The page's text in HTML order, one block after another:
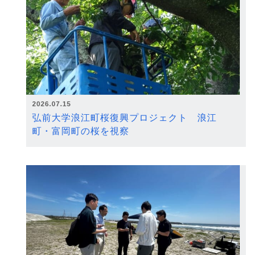
2026.07.15
弘前大学浪江町桜復興プロジェクト 浪江
町・富岡町の桜を視察